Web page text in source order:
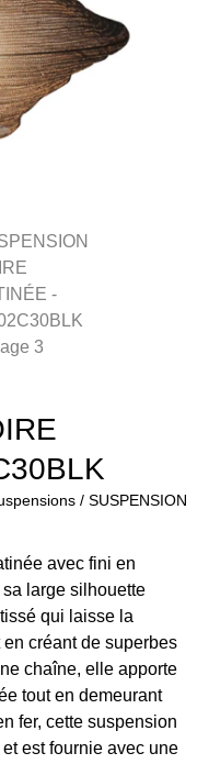
/ SUSPENSION
avec fini en
large silhouette
qui laisse la
créant de superbes
chaîne, elle apporte
tout en demeurant
fer, cette suspension
est fournie avec une